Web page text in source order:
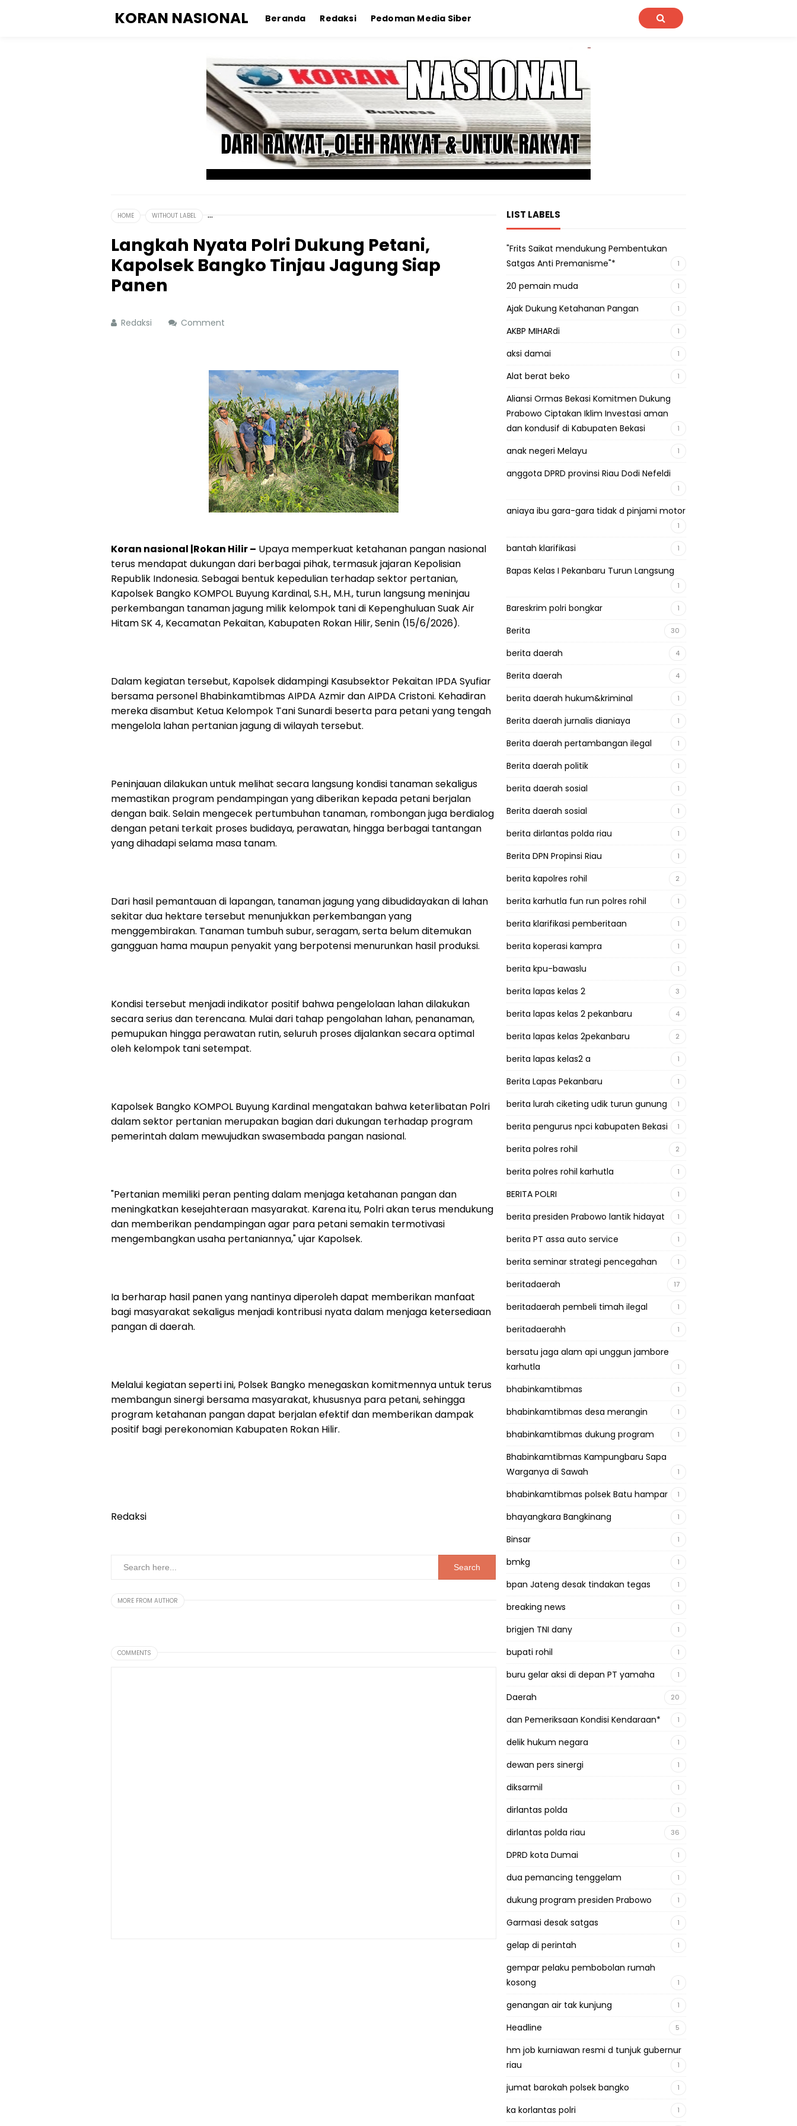
KORAN NASIONAL Beranda Redaksi Pedoman Media Siber
HOME WITHOUT LABEL
Langkah Nyata Polri Dukung Petani,
Kapolsek Bangko Tinjau Jagung Siap
Panen
Redaksi Comment
Koran nasional |Rokan Hilir – Upaya memperkuat ketahanan pangan nasional
terus mendapat dukungan dari berbagai pihak, termasuk jajaran Kepolisian
Republik Indonesia. Sebagai bentuk kepedulian terhadap sektor pertanian,
Kapolsek Bangko KOMPOL Buyung Kardinal, S.H., M.H., turun langsung meninjau
perkembangan tanaman jagung milik kelompok tani di Kepenghuluan Suak Air
Hitam SK 4, Kecamatan Pekaitan, Kabupaten Rokan Hilir, Senin (15/6/2026).
Dalam kegiatan tersebut, Kapolsek didampingi Kasubsektor Pekaitan IPDA Syufiar
bersama personel Bhabinkamtibmas AIPDA Azmir dan AIPDA Cristoni. Kehadiran
mereka disambut Ketua Kelompok Tani Sunardi beserta para petani yang tengah
mengelola lahan pertanian jagung di wilayah tersebut.
Peninjauan dilakukan untuk melihat secara langsung kondisi tanaman sekaligus
memastikan program pendampingan yang diberikan kepada petani berjalan
dengan baik. Selain mengecek pertumbuhan tanaman, rombongan juga berdialog
dengan petani terkait proses budidaya, perawatan, hingga berbagai tantangan
yang dihadapi selama masa tanam.
Dari hasil pemantauan di lapangan, tanaman jagung yang dibudidayakan di lahan
sekitar dua hektare tersebut menunjukkan perkembangan yang
menggembirakan. Tanaman tumbuh subur, seragam, serta belum ditemukan
gangguan hama maupun penyakit yang berpotensi menurunkan hasil produksi.
Kondisi tersebut menjadi indikator positif bahwa pengelolaan lahan dilakukan
secara serius dan terencana. Mulai dari tahap pengolahan lahan, penanaman,
pemupukan hingga perawatan rutin, seluruh proses dijalankan secara optimal
oleh kelompok tani setempat.
Kapolsek Bangko KOMPOL Buyung Kardinal mengatakan bahwa keterlibatan Polri
dalam sektor pertanian merupakan bagian dari dukungan terhadap program
pemerintah dalam mewujudkan swasembada pangan nasional.
"Pertanian memiliki peran penting dalam menjaga ketahanan pangan dan
meningkatkan kesejahteraan masyarakat. Karena itu, Polri akan terus mendukung
dan memberikan pendampingan agar para petani semakin termotivasi
mengembangkan usaha pertaniannya," ujar Kapolsek.
Ia berharap hasil panen yang nantinya diperoleh dapat memberikan manfaat
bagi masyarakat sekaligus menjadi kontribusi nyata dalam menjaga ketersediaan
pangan di daerah.
Melalui kegiatan seperti ini, Polsek Bangko menegaskan komitmennya untuk terus
membangun sinergi bersama masyarakat, khususnya para petani, sehingga
program ketahanan pangan dapat berjalan efektif dan memberikan dampak
positif bagi perekonomian Kabupaten Rokan Hilir.
Redaksi
MORE FROM AUTHOR
COMMENTS
LIST LABELS
"Frits Saikat mendukung Pembentukan
Satgas Anti Premanisme"*
1
20 pemain muda 1
Ajak Dukung Ketahanan Pangan 1
AKBP MIHARdi 1
aksi damai 1
Alat berat beko 1
Aliansi Ormas Bekasi Komitmen Dukung
Prabowo Ciptakan Iklim Investasi aman
dan kondusif di Kabupaten Bekasi
1
anak negeri Melayu 1
anggota DPRD provinsi Riau Dodi Nefeldi
1
aniaya ibu gara-gara tidak d pinjami motor
1
bantah klarifikasi 1
Bapas Kelas I Pekanbaru Turun Langsung
1
Bareskrim polri bongkar 1
Berita 30
berita daerah 4
Berita daerah 4
berita daerah hukum&kriminal 1
Berita daerah jurnalis dianiaya 1
Berita daerah pertambangan ilegal 1
Berita daerah politik 1
berita daerah sosial 1
Berita daerah sosial 1
berita dirlantas polda riau 1
Berita DPN Propinsi Riau 1
berita kapolres rohil 2
berita karhutla fun run polres rohil 1
berita klarifikasi pemberitaan 1
berita koperasi kampra 1
berita kpu-bawaslu 1
berita lapas kelas 2 3
berita lapas kelas 2 pekanbaru 4
berita lapas kelas 2pekanbaru 2
berita lapas kelas2 a 1
Berita Lapas Pekanbaru 1
berita lurah ciketing udik turun gunung 1
berita pengurus npci kabupaten Bekasi 1
berita polres rohil 2
berita polres rohil karhutla 1
BERITA POLRI 1
berita presiden Prabowo lantik hidayat 1
berita PT assa auto service 1
berita seminar strategi pencegahan 1
beritadaerah 17
beritadaerah pembeli timah ilegal 1
beritadaerahh 1
bersatu jaga alam api unggun jambore
karhutla
1
bhabinkamtibmas 1
bhabinkamtibmas desa merangin 1
bhabinkamtibmas dukung program 1
Bhabinkamtibmas Kampungbaru Sapa
Warganya di Sawah
1
bhabinkamtibmas polsek Batu hampar 1
bhayangkara Bangkinang 1
Binsar 1
bmkg 1
bpan Jateng desak tindakan tegas 1
breaking news 1
brigjen TNI dany 1
bupati rohil 1
buru gelar aksi di depan PT yamaha 1
Daerah 20
dan Pemeriksaan Kondisi Kendaraan* 1
delik hukum negara 1
dewan pers sinergi 1
diksarmil 1
dirlantas polda 1
dirlantas polda riau 36
DPRD kota Dumai 1
dua pemancing tenggelam 1
dukung program presiden Prabowo 1
Garmasi desak satgas 1
gelap di perintah 1
gempar pelaku pembobolan rumah
kosong
1
genangan air tak kunjung 1
Headline 5
hm job kurniawan resmi d tunjuk gubernur
riau
1
jumat barokah polsek bangko 1
ka korlantas polri 1